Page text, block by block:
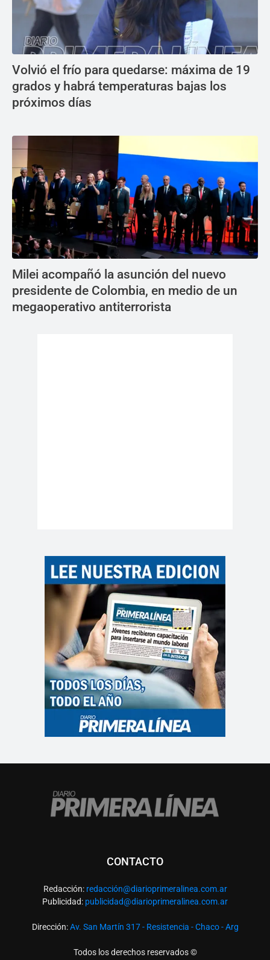
Volvió el frío para quedarse: máxima de 19
grados y habrá temperaturas bajas los
próximos días
Milei acompañó la asunción del nuevo
presidente de Colombia, en medio de un
megaoperativo antiterrorista
CONTACTO
Redacción: redacción@diarioprimeralinea.com.ar
Publicidad: publicidad@diarioprimeralinea.com.ar
Dirección:Av. San Martín 317 - Resistencia - Chaco - Arg
Todos los derechos reservados ©